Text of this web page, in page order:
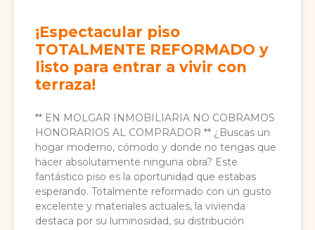
¡Espectacular piso
TOTALMENTE REFORMADO y
listo para entrar a vivir con
terraza!
** EN MOLGAR INMOBILIARIA NO COBRAMOS
HONORARIOS AL COMPRADOR ** ¿Buscas un
hogar moderno, cómodo y donde no tengas que
hacer absolutamente ninguna obra? Este
fantástico piso es la oportunidad que estabas
esperando. Totalmente reformado con un gusto
excelente y materiales actuales, la vivienda
destaca por su luminosidad, su distribución